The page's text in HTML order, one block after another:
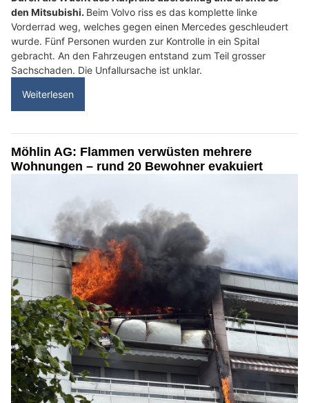
den Mitsubishi. Beim Volvo riss es das komplette linke
Vorderrad weg, welches gegen einen Mercedes geschleudert
wurde. Fünf Personen wurden zur Kontrolle in ein Spital
gebracht. An den Fahrzeugen entstand zum Teil grosser
Sachschaden. Die Unfallursache ist unklar.
Weiterlesen
Möhlin AG: Flammen verwüsten mehrere
Wohnungen – rund 20 Bewohner evakuiert